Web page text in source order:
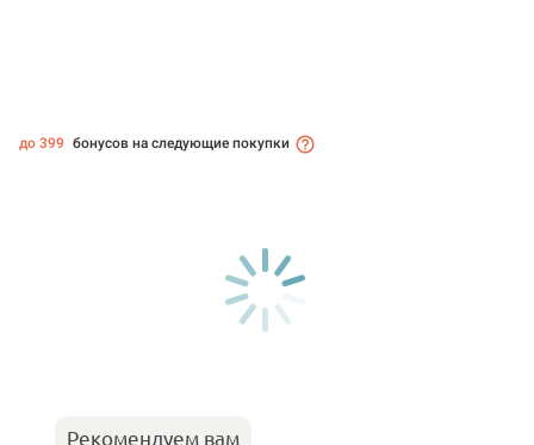
до 399 бонусов на следующие покупки
Рекомендуем вам